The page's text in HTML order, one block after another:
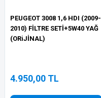
PEUGEOT 3008 1,6 HDI (2009-
2010) FİLTRE SETİ+5W40 YAĞ
(ORiJİNAL)
4.950,00 TL